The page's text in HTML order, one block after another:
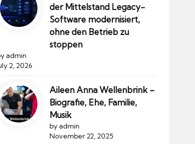
der Mittelstand Legacy-
Software modernisiert,
ohne den Betrieb zu
stoppen
admin
2, 2026
Aileen Anna Wellenbrink –
Biografie, Ehe, Familie,
Musik
by admin
November 22, 2025